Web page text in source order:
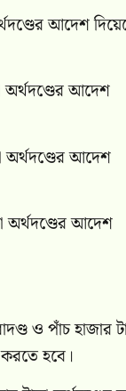
আদেশ
আদেশ
আদেশ
অর্থদণ্ডের আদেশ
ও পাঁচ হাজার
হবে।